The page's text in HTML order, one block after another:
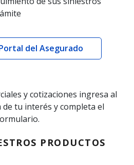
del Asegurado
y cotizaciones ingresa al
tu interés y completa el
PRODUCTOS